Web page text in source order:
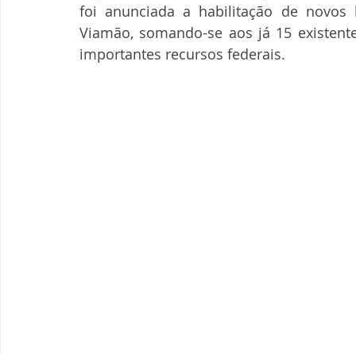
foi anunciada a habilitação de
Viamão, somando-se aos já 15
importantes recursos federais.